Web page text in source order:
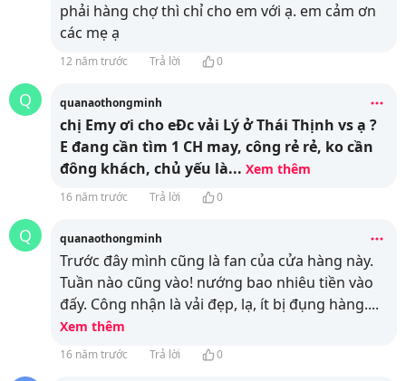
phải hàng chợ thì chỉ cho em với ạ. em cảm ơn
các mẹ ạ
12 năm trước Trả lời 0
Q quanaothongminh
chị Emy ơi cho eĐc vải Lý ở Thái Thịnh vs ạ ?
E đang cần tìm 1 CH may, công rẻ rẻ, ko cần
đông khách, chủ yếu là... Xem thêm
16 năm trước Trả lời 0
Q quanaothongminh
Trước đây mình cũng là fan của cửa hàng này.
Tuần nào cũng vào! nướng bao nhiêu tiền vào
đấy. Công nhận là vải đẹp, lạ, ít bị đụng hàng....
Xem thêm
16 năm trước Trả lời 0